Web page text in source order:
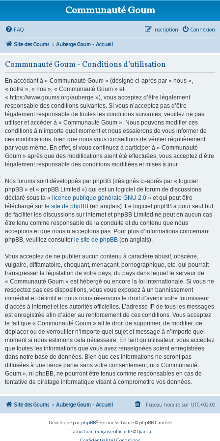
Communauté Goum
FAQ Connexion
Inscription
Site des Goums
Auberge Goum - Accueil
Communauté Goum - Conditions d’utilisation
En accédant à « Communauté Goum » (désigné ci-après par « nous »,
« notre », « nos », « Communauté Goum » et
« https://www.goums.org/auberge »), vous acceptez d’être légalement
responsable des conditions suivantes. Si vous n’acceptez pas d’être
légalement responsable de toutes les conditions suivantes, veuillez ne pas
utiliser et accéder à « Communauté Goum ». Nous pouvons modifier ces
conditions à n’importe quel moment et nous essaierons de vous informer de
ces modifications, bien que nous vous conseillons de vérifier régulièrement
par vous-même. En effet, si vous continuez à participer à « Communauté
Goum » après que des modifications aient été effectuées, vous acceptez d’être
légalement responsable des conditions modifiées et mises à jour.
Nos forums sont développés par phpBB (désignés ci-après par « logiciel
phpBB » et « phpBB Limited ») qui est un logiciel de forum de discussions
déclaré sous la « licence publique générale GNU 2.0 » et qui peut être
téléchargé sur le site de phpBB (en anglais). Le logiciel phpBB a pour seul but
de faciliter les discussions sur internet et phpBB Limited ne peut en aucun cas
être tenu comme responsable de la conduite et du contenu que nous
acceptons et que nous n’acceptons pas. Pour plus d’informations concernant
phpBB, veuillez consulter le site de phpBB (en anglais).
Vous acceptez de ne publier aucun contenu à caractère abusif, obscène,
vulgaire, diffamatoire, choquant, menaçant, pornographique, etc. qui pourrait
transgresser la législation de votre pays, du pays dans lequel le serveur de
« Communauté Goum » est hébergé ou encore la loi internationale. Si vous ne
respectez pas ces dispositions, vous vous exposez à un bannissement
immédiat et définitif et nous nous réservons le droit d’avertir votre fournisseur
d’accès à internet et les autorités officielles. L’adresse IP de tous les messages
est enregistrée afin d’aider au renforcement de ces conditions. Vous acceptez
le fait que « Communauté Goum » ait le droit de supprimer, de modifier, de
déplacer ou de verrouiller n’importe quel sujet et message à n’importe quel
moment si nous estimons cela nécessaire. En tant qu’utilisateur, vous acceptez
que toutes les informations que vous avez renseignées soient enregistrées
dans notre base de données. Bien que ces informations ne seront pas
diffusées à une tierce partie sans votre consentement, ni « Communauté
Goum », ni phpBB, ne pourront être tenus comme responsables en cas de
tentative de piratage informatique visant à compromettre vos données.
Site des Goums Auberge Goum - Accueil Fuseau horaire sur UTC+02:00
Développé par phpBB® Forum Software © phpBB Limited
Traduction française officielle©Qiaeru